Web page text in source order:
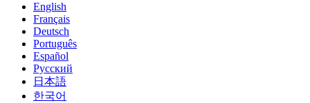
English
Français
Deutsch
Português
Español
Русский
日本語
한국어